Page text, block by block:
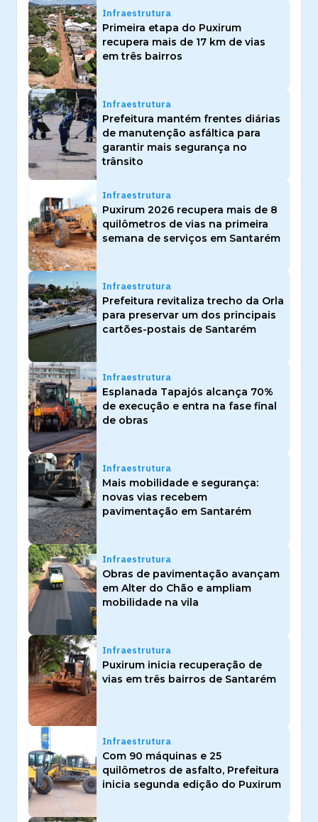
Infraestrutura
Primeira etapa do Puxirum
recupera mais de 17 km de vias
em três bairros
Infraestrutura
Prefeitura mantém frentes diárias
de manutenção asfáltica para
garantir mais segurança no
trânsito
Infraestrutura
Puxirum 2026 recupera mais de 8
quilômetros de vias na primeira
semana de serviços em Santarém
Infraestrutura
Prefeitura revitaliza trecho da Orla
para preservar um dos principais
cartões-postais de Santarém
Infraestrutura
Esplanada Tapajós alcança 70%
de execução e entra na fase final
de obras
Infraestrutura
Mais mobilidade e segurança:
novas vias recebem
pavimentação em Santarém
Infraestrutura
Obras de pavimentação avançam
em Alter do Chão e ampliam
mobilidade na vila
Infraestrutura
Puxirum inicia recuperação de
vias em três bairros de Santarém
Infraestrutura
Com 90 máquinas e 25
quilômetros de asfalto, Prefeitura
inicia segunda edição do Puxirum